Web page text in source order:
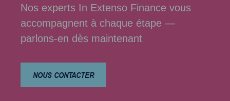
Nos experts In Extenso Finance vous
accompagnent à chaque étape —
parlons-en dès maintenant
NOUS CONTACTER